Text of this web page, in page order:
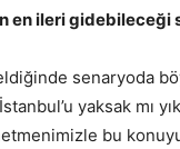
en ileri gidebileceği
senaryoda
yaksak mı
bu konuyu